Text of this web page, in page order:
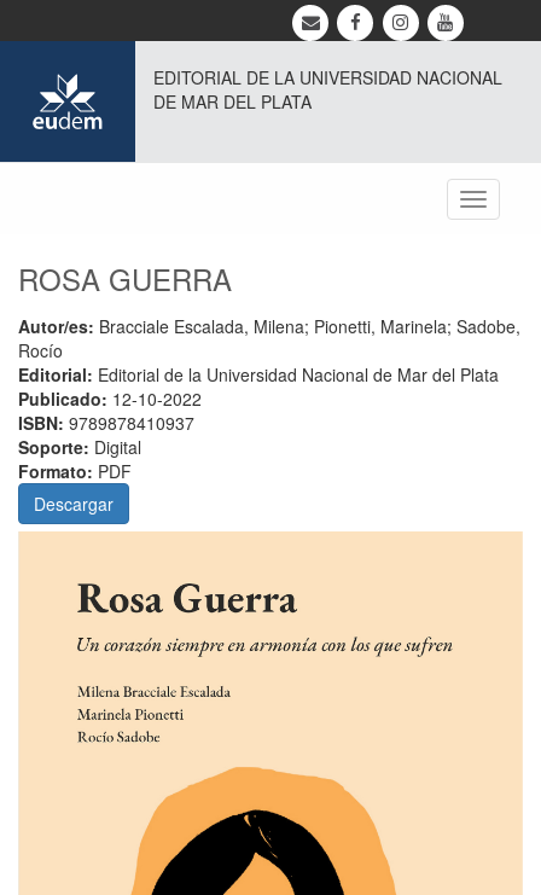
EDITORIAL DE LA UNIVERSIDAD NACIONAL
DE MAR DEL PLATA
Toggle
ROSA GUERRA
Autor/es: Bracciale Escalada, Milena; Pionetti, Marinela; Sadobe,
Rocío
Editorial: Editorial de la Universidad Nacional de Mar del Plata
Publicado: 12-10-2022
ISBN: 9789878410937
Soporte: Digital
Formato: PDF
Descargar